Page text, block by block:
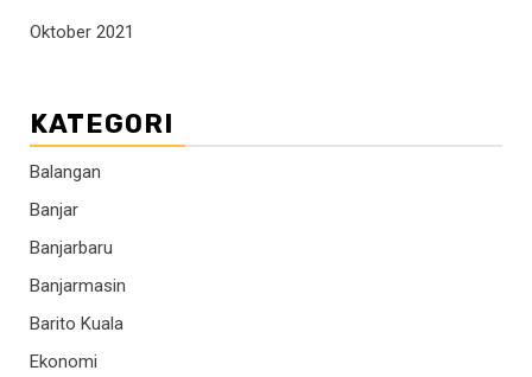
Oktober 2021
KATEGORI
Balangan
Banjar
Banjarbaru
Banjarmasin
Barito Kuala
Ekonomi